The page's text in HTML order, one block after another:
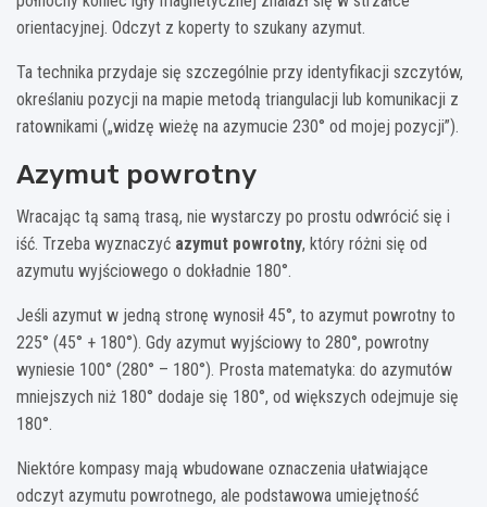
orientacyjnej. Odczyt z koperty to szukany azymut.
Ta technika przydaje się szczególnie przy identyfikacji szczytów,
określaniu pozycji na mapie metodą triangulacji lub komunikacji z
ratownikami („widzę wieżę na azymucie 230° od mojej pozycji”).
Azymut powrotny
Wracając tą samą trasą, nie wystarczy po prostu odwrócić się i
iść. Trzeba wyznaczyć azymut powrotny, który różni się od
azymutu wyjściowego o dokładnie 180°.
Jeśli azymut w jedną stronę wynosił 45°, to azymut powrotny to
225° (45° + 180°). Gdy azymut wyjściowy to 280°, powrotny
wyniesie 100° (280° – 180°). Prosta matematyka: do azymutów
mniejszych niż 180° dodaje się 180°, od większych odejmuje się
180°.
Niektóre kompasy mają wbudowane oznaczenia ułatwiające
odczyt azymutu powrotnego, ale podstawowa umiejętność